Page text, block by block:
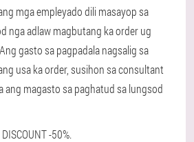
mga empleyado dili masayop sa
nga adlaw magbutang ka order ug
gasto sa pagpadala nagsalig sa
usa ka order, susihon sa consultant
ang magasto sa paghatud sa lungsod
-50%.